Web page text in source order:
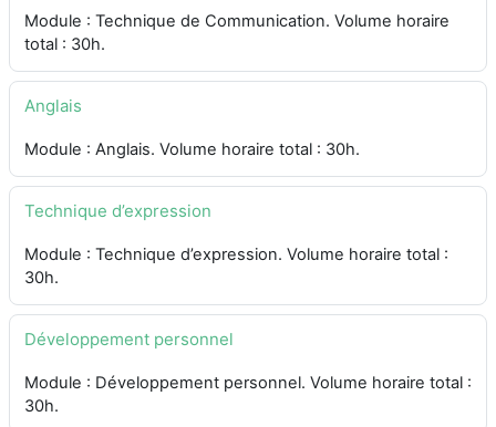
Module : Technique de Communication. Volume horaire
total : 30h.
Anglais
Module : Anglais. Volume horaire total : 30h.
Technique d’expression
Module : Technique d’expression. Volume horaire total :
30h.
Développement personnel
Module : Développement personnel. Volume horaire total :
30h.